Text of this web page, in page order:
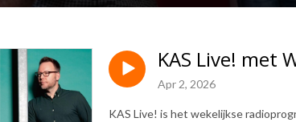
KAS Live! met
Apr 2, 2026
KAS Live! is het wekelijkse